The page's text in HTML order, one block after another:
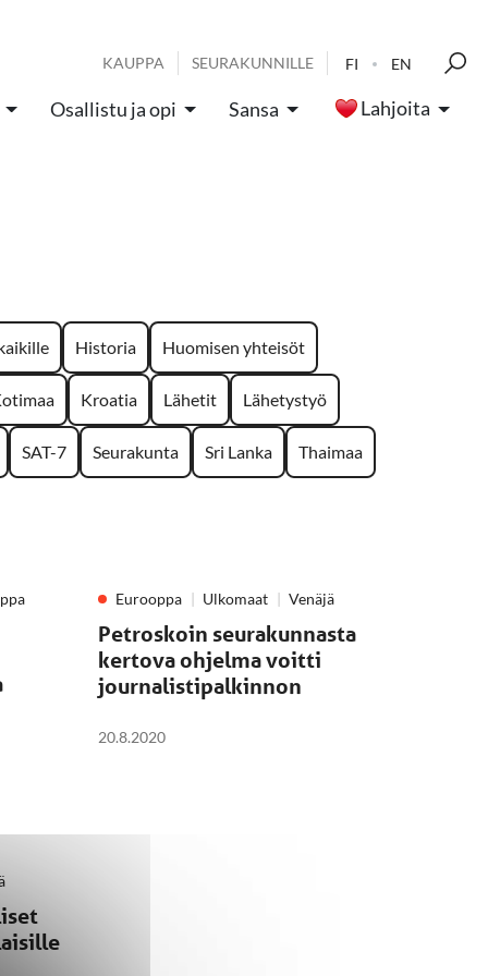
KAUPPA SEURAKUNNILLE FI EN
Osallistu ja opi Sansa Lahjoita
Historia Huomisen yhteisöt
Kroatia Lähetit Lähetystyö
SAT-7 Seurakunta Sri Lanka Thaimaa
Eurooppa Ulkomaat Venäjä
Petroskoin seurakunnasta
kertova ohjelma voitti
journalistipalkinnon
20.8.2020